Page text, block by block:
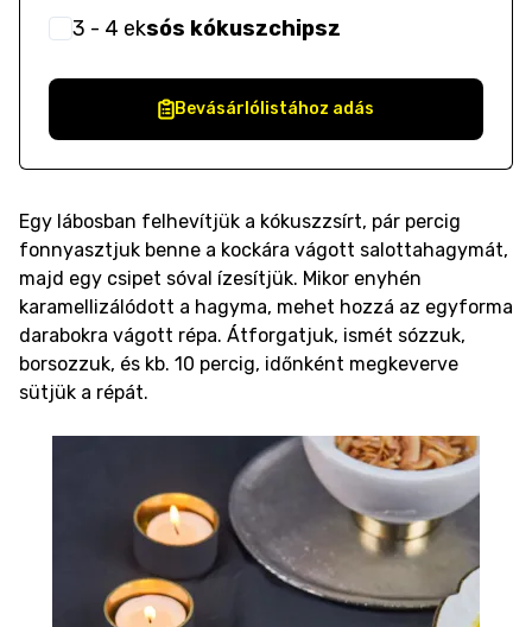
3 - 4 eksós kókuszchipsz
Bevásárlólistához adás
Egy lábosban felhevítjük a kókuszzsírt, pár percig
fonnyasztjuk benne a kockára vágott salottahagymát,
majd egy csipet sóval ízesítjük. Mikor enyhén
karamellizálódott a hagyma, mehet hozzá az egyforma
darabokra vágott répa. Átforgatjuk, ismét sózzuk,
borsozzuk, és kb. 10 percig, időnként megkeverve
sütjük a répát.